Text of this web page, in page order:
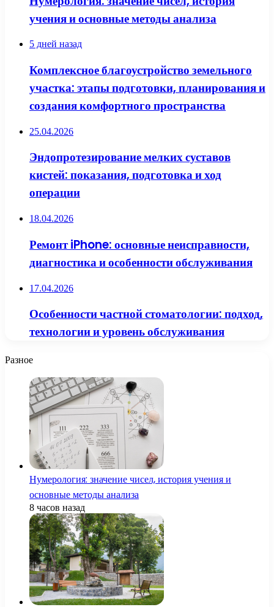
учения и основные методы анализа
5 дней назад
Комплексное благоустройство земельного
участка: этапы подготовки, планирования и
создания комфортного пространства
25.04.2026
Эндопротезирование мелких суставов
кистей: показания, подготовка и ход
операции
18.04.2026
Ремонт iPhone: основные неисправности,
диагностика и особенности обслуживания
17.04.2026
Особенности частной стоматологии: подход,
технологии и уровень обслуживания
Разное
Нумерология: значение чисел, история учения и
основные методы анализа
8 часов назад